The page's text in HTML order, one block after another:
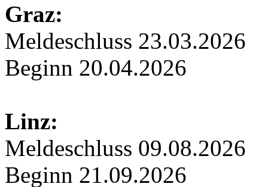
Graz:
Meldeschluss 23.03.2026
Beginn 20.04.2026
Linz:
Meldeschluss 09.08.2026
Beginn 21.09.2026